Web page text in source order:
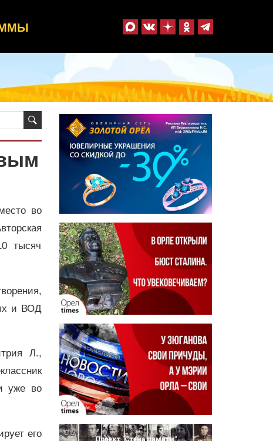
во
тысяч
и ВОД
Л.,
уже во
его